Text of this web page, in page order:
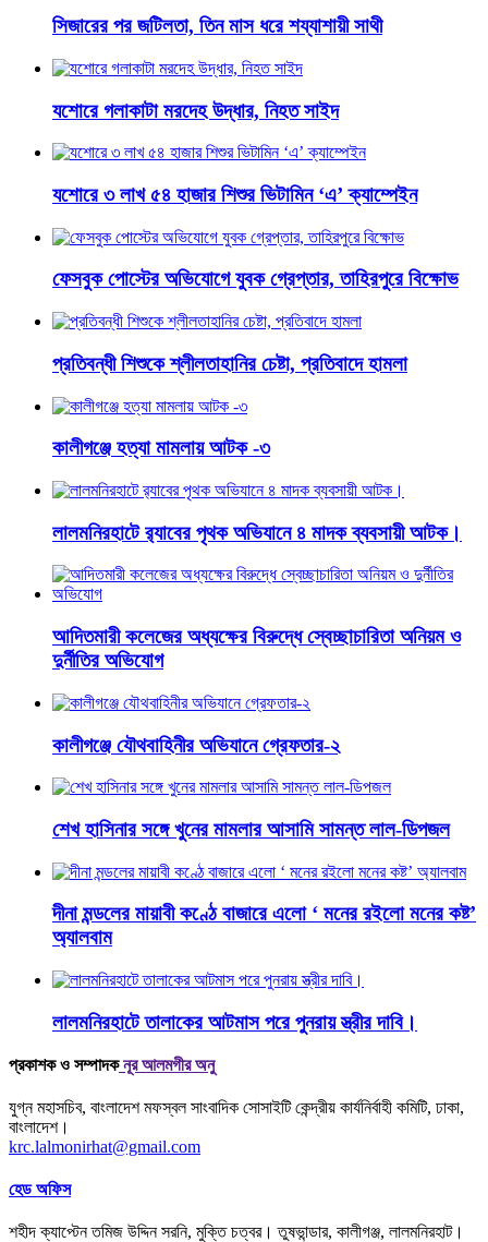
সিজারের পর জটিলতা, তিন মাস ধরে শয্যাশায়ী সাথী
যশোরে গলাকাটা মরদেহ উদ্ধার, নিহত সাইদ
যশোরে ৩ লাখ ৫৪ হাজার শিশুর ভিটামিন ‘এ’ ক্যাম্পেইন
ফেসবুক পোস্টের অভিযোগে যুবক গ্রেপ্তার, তাহিরপুরে বিক্ষোভ
প্রতিবন্ধী শিশুকে শ্লীলতাহানির চেষ্টা, প্রতিবাদে হামলা
কালীগঞ্জে হত্যা মামলায় আটক -৩
লালমনিরহাটে র‍্যাবের পৃথক অভিযানে ৪ মাদক ব্যবসায়ী আটক।
আদিতমারী কলেজের অধ্যক্ষের বিরুদ্ধে স্বেচ্ছাচারিতা অনিয়ম ও
দুর্নীতির অভিযোগ
কালীগঞ্জে যৌথবাহিনীর অভিযানে গ্রেফতার-২
শেখ হাসিনার সঙ্গে খুনের মামলার আসামি সামন্ত লাল-ডিপজল
দীনা মন্ডলের মায়াবী কণ্ঠে বাজারে এলো ‘ মনের রইলো মনের কষ্ট’
অ্যালবাম
লালমনিরহাটে তালাকের আটমাস পরে পুনরায় স্ত্রীর দাবি।
প্রকাশক ও সম্পাদকনূর আলমগীর অনু
যুগ্ন মহাসচিব, বাংলাদেশ মফস্বল সাংবাদিক সোসাইটি কেন্দ্রীয় কার্যনির্বাহী কমিটি, ঢাকা,
বাংলাদেশ।
krc.lalmonirhat@gmail.com
হেড অফিস
শহীদ ক্যাপ্টেন তমিজ উদ্দিন সরনি, মুক্তি চত্বর। তুষভান্ডার, কালীগঞ্জ, লালমনিরহাট।